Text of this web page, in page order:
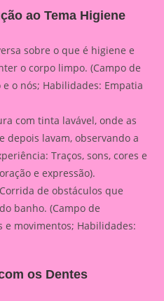
ao Tema Higiene
sobre o que é higiene e
o corpo limpo. (Campo de
o nós; Habilidades: Empatia
com tinta lavável, onde as
depois lavam, observando a
Traços, sons, cores e
e expressão).
de obstáculos que
banho. (Campo de
e movimentos; Habilidades:
os Dentes